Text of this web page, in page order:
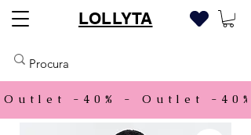
LOLLYTA
Outlet -40% -